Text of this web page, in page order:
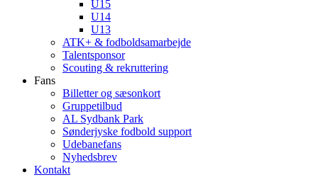
U15
U14
U13
ATK+ & fodboldsamarbejde
Talentsponsor
Scouting & rekruttering
Fans
Billetter og sæsonkort
Gruppetilbud
AL Sydbank Park
Sønderjyske fodbold support
Udebanefans
Nyhedsbrev
Kontakt